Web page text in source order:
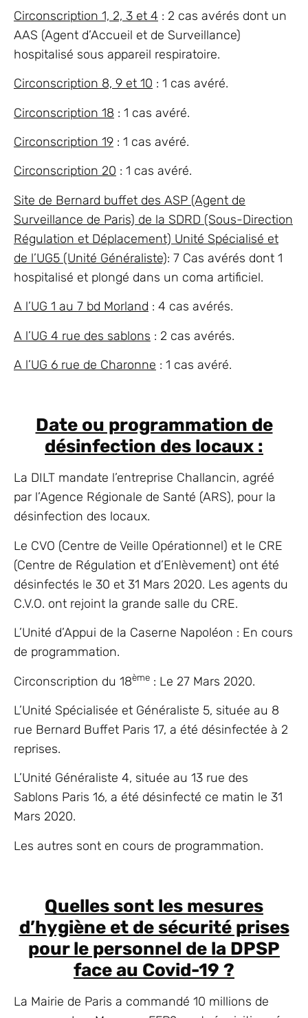
Circonscription 1, 2, 3 et 4 : 2 cas avérés dont un
AAS (Agent d’Accueil et de Surveillance)
hospitalisé sous appareil respiratoire.
Circonscription 8, 9 et 10 : 1 cas avéré.
Circonscription 18 : 1 cas avéré.
Circonscription 19 : 1 cas avéré.
Circonscription 20 : 1 cas avéré.
Site de Bernard buffet des ASP (Agent de
Surveillance de Paris) de la SDRD (Sous-Direction
Régulation et Déplacement) Unité Spécialisé et
de l’UG5 (Unité Généraliste): 7 Cas avérés dont 1
hospitalisé et plongé dans un coma artificiel.
A l’UG 1 au 7 bd Morland : 4 cas avérés.
A l’UG 4 rue des sablons : 2 cas avérés.
A l’UG 6 rue de Charonne : 1 cas avéré.
Date ou programmation de
désinfection des locaux :
La DILT mandate l’entreprise Challancin, agréé
par l’Agence Régionale de Santé (ARS), pour la
désinfection des locaux.
Le CVO (Centre de Veille Opérationnel) et le CRE
(Centre de Régulation et d’Enlèvement) ont été
désinfectés le 30 et 31 Mars 2020. Les agents du
C.V.O. ont rejoint la grande salle du CRE.
L’Unité d’Appui de la Caserne Napoléon : En cours
de programmation.
Circonscription du 18ème : Le 27 Mars 2020.
L’Unité Spécialisée et Généraliste 5, située au 8
rue Bernard Buffet Paris 17, a été désinfectée à 2
reprises.
L’Unité Généraliste 4, située au 13 rue des
Sablons Paris 16, a été désinfecté ce matin le 31
Mars 2020.
Les autres sont en cours de programmation.
Quelles sont les mesures
d’hygiène et de sécurité prises
pour le personnel de la DPSP
face au Covid-19 ?
La Mairie de Paris a commandé 10 millions de